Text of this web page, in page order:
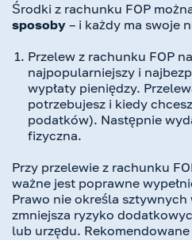
Środki z rachunku FOP
sposoby – i każdy ma swoje
Przelew z rachunku FOP
najpopularniejszy i
wypłaty pieniędzy.
potrzebujesz i kiedy
podatków). Następnie
fizyczna.
Przy przelewie z rachunku
ważne jest poprawne
Prawo nie określa
zmniejsza ryzyko
lub urzędu.